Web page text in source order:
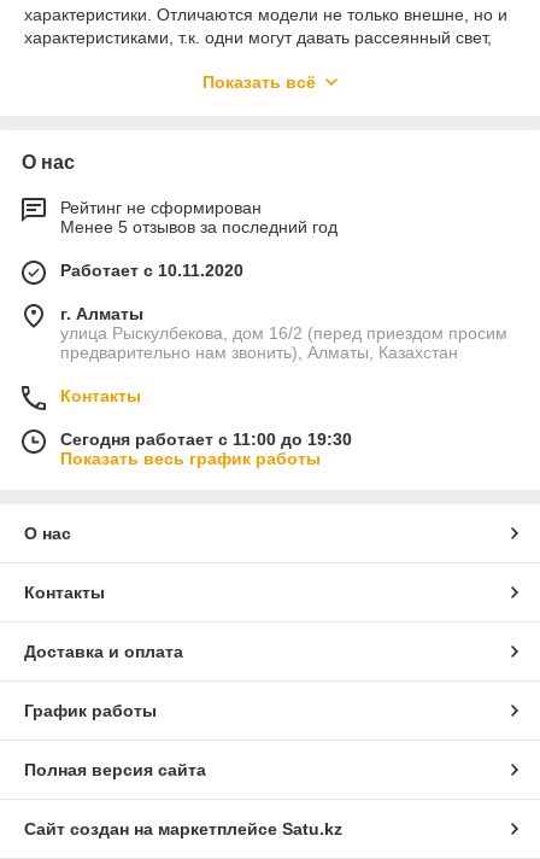
характеристики. Отличаются модели не только внешне, но и
характеристиками, т.к. одни могут давать рассеянный свет,
механизма, так и с ним.Показать всё
О нас
Рейтинг не сформирован
Менее 5 отзывов за последний год
Работает с 10.11.2020
г. Алматы
улица Рыскулбекова, дом 16/2 (перед приездом просим
предварительно нам звонить), Алматы, Казахстан
Контакты
Сегодня работает с 11:00 до 19:30
Показать весь график работы
О нас
Контакты
Доставка и оплата
График работы
Полная версия сайта
Сайт создан на маркетплейсе Satu.kz